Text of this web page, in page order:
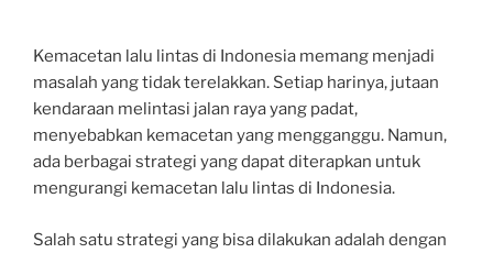
Kemacetan lalu lintas di Indonesia memang menjadi
masalah yang tidak terelakkan. Setiap harinya, jutaan
kendaraan melintasi jalan raya yang padat,
menyebabkan kemacetan yang mengganggu. Namun,
ada berbagai strategi yang dapat diterapkan untuk
mengurangi kemacetan lalu lintas di Indonesia.
Salah satu strategi yang bisa dilakukan adalah dengan